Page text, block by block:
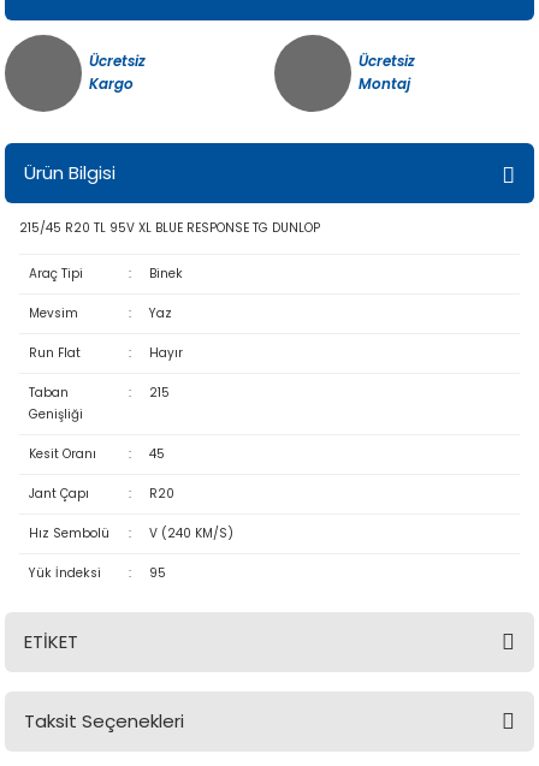
Ücretsiz
Kargo
Ücretsiz
Montaj
Ürün Bilgisi
215/45 R20 TL 95V XL BLUE RESPONSE TG DUNLOP
Araç Tipi : Binek
Mevsim : Yaz
Run Flat : Hayır
Taban
Genişliği
: 215
Kesit Oranı : 45
Jant Çapı : R20
Hız Sembolü : V (240 KM/S)
Yük İndeksi : 95
ETİKET
Taksit Seçenekleri